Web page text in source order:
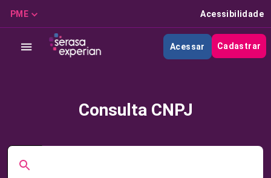
PME Acessibilidade
Acessar Cadastrar
Consulta CNPJ